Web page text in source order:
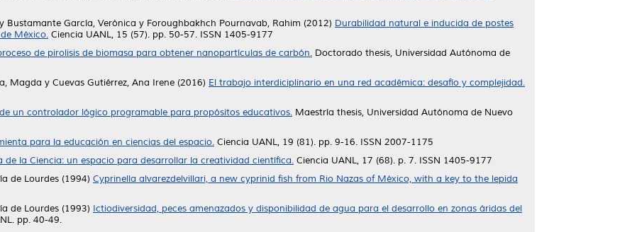
y Bustamante García, Verónica y Foroughbakhch Pournavab, Rahim (2012) Durabilidad natural e inducida de postes
México. Ciencia UANL, 15 (57). pp. 50-57. ISSN 1405-9177
de pirolisis de biomasa para obtener nanopartículas de carbón. Doctorado thesis, Universidad Autónoma de
Magda y Cuevas Gutiérrez, Ana Irene (2016) El trabajo interdiciplinario en una red académica: desafío y complejidad.
un controlador lógico programable para propósitos educativos. Maestría thesis, Universidad Autónoma de Nuevo
para la educación en ciencias del espacio. Ciencia UANL, 19 (81). pp. 9-16. ISSN 2007-1175
de la Ciencia: un espacio para desarrollar la creatividad científica. Ciencia UANL, 17 (68). p. 7. ISSN 1405-9177
de Lourdes (1994) Cyprinella alvarezdelvillari, a new cyprinid fish from Rio Nazas of México, with a key to the lepida
de Lourdes (1993) Ictiodiversidad, peces amenazados y disponibilidad de agua para el desarrollo en zonas áridas del
pp. 40-49.